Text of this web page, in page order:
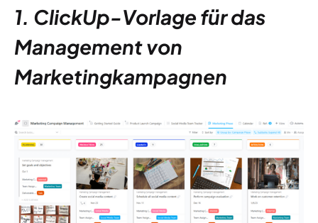
1. ClickUp-Vorlage für das
Management von
Marketingkampagnen